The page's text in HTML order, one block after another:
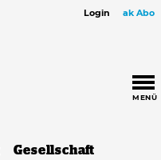
Login ak Abo
MENÜ
Gesellschaft